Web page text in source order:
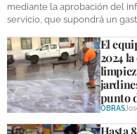
mediante la aprobación del
servicio, que supondrá un
El
2024
punto
OBRAS
Hasta